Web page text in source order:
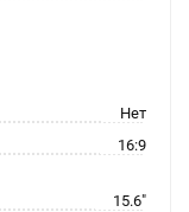
Нет
16:9
15.6"